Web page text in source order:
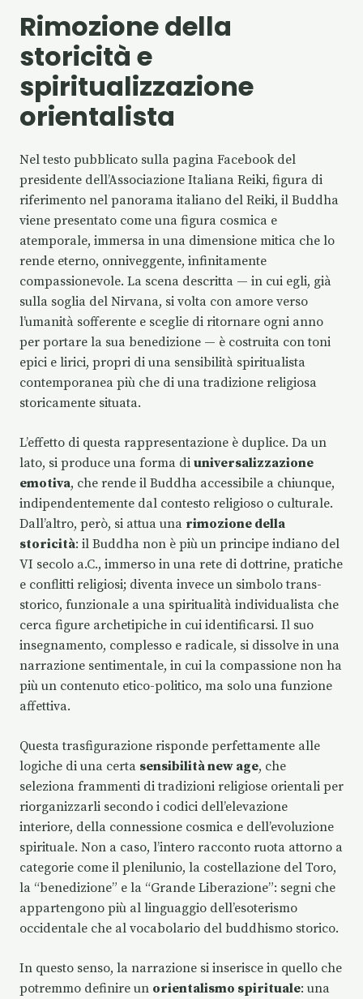
Rimozione della
storicità e
spiritualizzazione
orientalista
Nel testo pubblicato sulla pagina Facebook del
presidente dell’Associazione Italiana Reiki, figura di
riferimento nel panorama italiano del Reiki, il Buddha
viene presentato come una figura cosmica e
atemporale, immersa in una dimensione mitica che lo
rende eterno, onniveggente, infinitamente
compassionevole. La scena descritta — in cui egli, già
sulla soglia del Nirvana, si volta con amore verso
l’umanità sofferente e sceglie di ritornare ogni anno
per portare la sua benedizione — è costruita con toni
epici e lirici, propri di una sensibilità spiritualista
contemporanea più che di una tradizione religiosa
storicamente situata.
L’effetto di questa rappresentazione è duplice. Da un
lato, si produce una forma di universalizzazione
emotiva, che rende il Buddha accessibile a chiunque,
indipendentemente dal contesto religioso o culturale.
Dall’altro, però, si attua una rimozione della
storicità: il Buddha non è più un principe indiano del
VI secolo a.C., immerso in una rete di dottrine, pratiche
e conflitti religiosi; diventa invece un simbolo trans-
storico, funzionale a una spiritualità individualista che
cerca figure archetipiche in cui identificarsi. Il suo
insegnamento, complesso e radicale, si dissolve in una
narrazione sentimentale, in cui la compassione non ha
più un contenuto etico-politico, ma solo una funzione
affettiva.
Questa trasfigurazione risponde perfettamente alle
logiche di una certa sensibilità new age, che
seleziona frammenti di tradizioni religiose orientali per
riorganizzarli secondo i codici dell’elevazione
interiore, della connessione cosmica e dell’evoluzione
spirituale. Non a caso, l’intero racconto ruota attorno a
categorie come il plenilunio, la costellazione del Toro,
la “benedizione” e la “Grande Liberazione”: segni che
appartengono più al linguaggio dell’esoterismo
occidentale che al vocabolario del buddhismo storico.
In questo senso, la narrazione si inserisce in quello che
potremmo definire un orientalismo spirituale: una